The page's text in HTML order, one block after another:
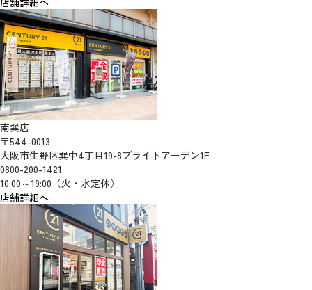
南巽店
〒544-0013
大阪市生野区巽中4丁目19-8ブライトアーデン1F
0800-200-1421
10:00～19:00（火・水定休）
店舗詳細へ